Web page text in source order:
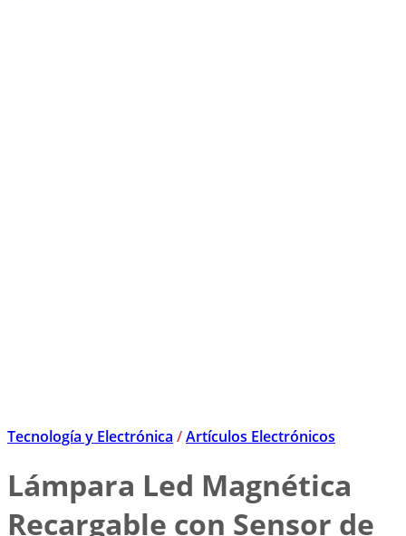
Tecnología y Electrónica /Artículos Electrónicos
Lámpara Led Magnética
Recargable con Sensor de